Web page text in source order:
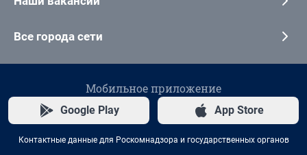
Все города сети
Мобильное приложение
Google Play App Store
Контактные данные для Роскомнадзора и государственных органов